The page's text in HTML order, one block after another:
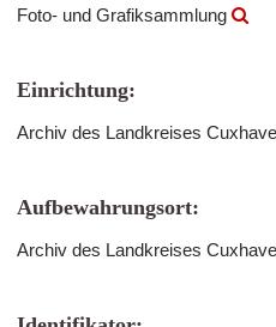
Foto- und Grafiksammlung
Einrichtung:
Archiv des Landkreises
Aufbewahrungsort:
Archiv des Landkreises